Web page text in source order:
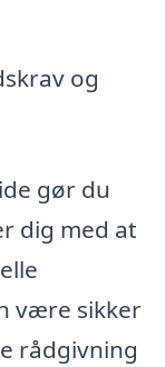
og
gør du
dig med at
være sikker
rådgivning